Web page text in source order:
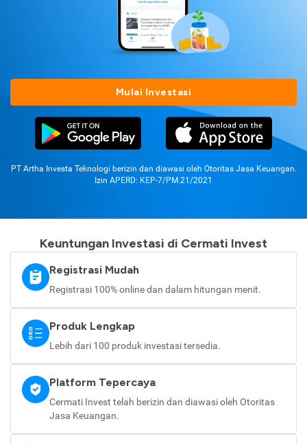
Mulai Investasi
PT Artha Investa Teknologi berizin dan diawasi oleh Otoritas Jasa Keuangan.
Izin APERD: KEP-7/PM.21/2021
Keuntungan Investasi di Cermati Invest
Registrasi Mudah
Registrasi 100% online dan dalam hitungan menit.
Produk Lengkap
Lebih dari 100 produk investasi tersedia.
Platform Tepercaya
Cermati Invest telah berizin dan diawasi oleh Otoritas
Jasa Keuangan.